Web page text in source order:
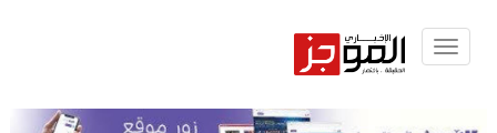
Toggle